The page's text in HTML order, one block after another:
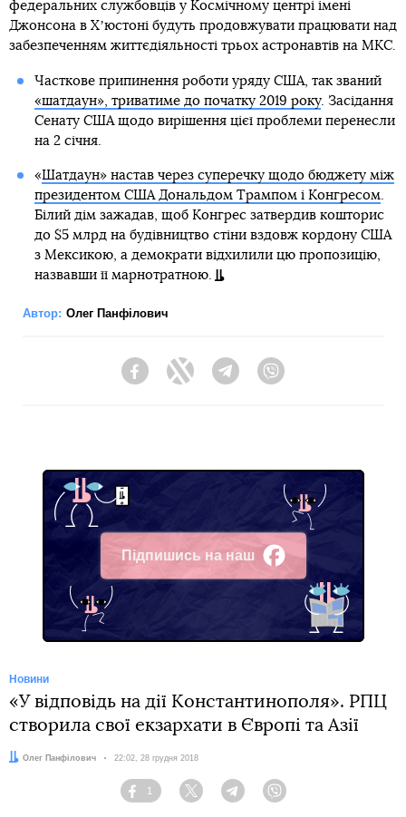
федеральних службовців у Космічному центрі імені
Джонсона в Хʼюстоні будуть продовжувати працювати над
забезпеченням життєдіяльності трьох астронавтів на МКС.
Часткове припинення роботи уряду США, так званий
«шатдаун», триватиме до початку 2019 року. Засідання
Сенату США щодо вирішення цієї проблеми перенесли
на 2 січня.
«Шатдаун» настав через суперечку щодо бюджету між
президентом США Дональдом Трампом і Конгресом.
Білий дім зажадав, щоб Конгрес затвердив кошторис
до $5 млрд на будівництво стіни вздовж кордону США
з Мексикою, а демократи відхилили цю пропозицію,
назвавши її марнотратною.
Автор: Олег Панфілович
FacebookTwitter Telegram
Підпишись на наш
Facebook
Новини
«У відповідь на дії Константинополя». РПЦ
створила свої екзархати в Європі та Азії
Автор:
Олег Панфілович Дата:
22:02, 28 грудня 2018
Facebook
1
Twitter TelegramViber